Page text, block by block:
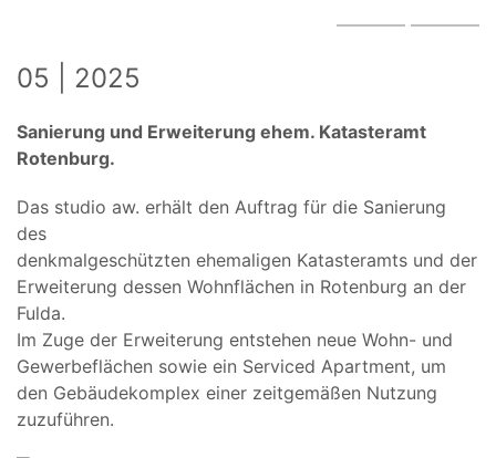
05 | 2025
Sanierung und Erweiterung ehem. Katasteramt
Rotenburg.
Das studio aw. erhält den Auftrag für die Sanierung
des
denkmalgeschützten ehemaligen Katasteramts und der
Erweiterung dessen Wohnflächen in Rotenburg an der
Fulda.
Im Zuge der Erweiterung entstehen neue Wohn- und
Gewerbeflächen sowie ein Serviced Apartment, um
den Gebäudekomplex einer zeitgemäßen Nutzung
zuzuführen.